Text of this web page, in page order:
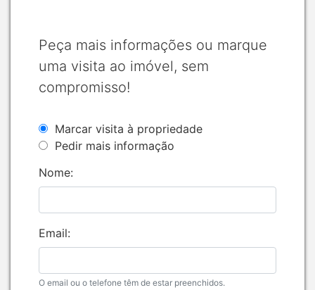
Peça mais informações ou marque
uma visita ao imóvel, sem
compromisso!
Marcar visita à propriedade
Pedir mais informação
Nome:
Email:
O email ou o telefone têm de estar preenchidos.